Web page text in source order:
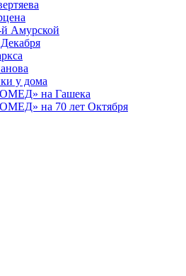
й Амурской
у дома
на Гашека
на 70 лет Октября